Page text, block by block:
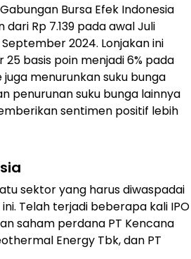
Bursa Efek Indonesia
Rp 7.139 pada awal Juli
2024. Lonjakan ini
basis poin menjadi 6% pada
menurunkan suku bunga
penurunan suku bunga lainnya
sentimen positif lebih
sektor yang harus diwaspadai
Telah terjadi beberapa kali IPO
saham perdana PT Kencana
Energy Tbk, dan PT